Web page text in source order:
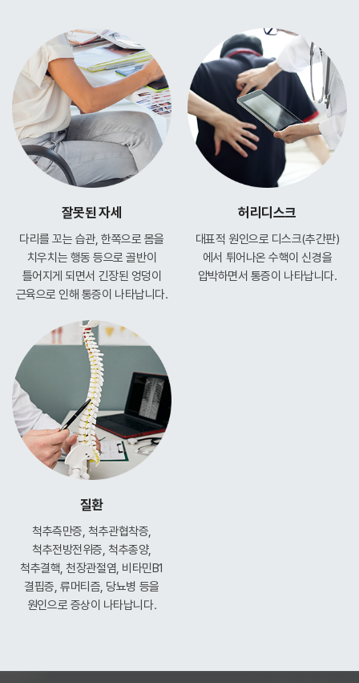
잘못된 자세
다리를 꼬는 습관, 한쪽으로 몸을
치우치는 행동 등으로 골반이
틀어지게 되면서 긴장된 엉덩이
근육으로 인해 통증이 나타납니다.
허리디스크
대표적 원인으로 디스크(추간판)
에서 튀어나온 수핵이 신경을
압박하면서 통증이 나타납니다.
질환
척추측만증, 척추관협착증,
척추전방전위증, 척추종양,
척추결핵, 천장관절염, 비타민B1
결핍증, 류머티즘, 당뇨병 등을
원인으로 증상이 나타납니다.